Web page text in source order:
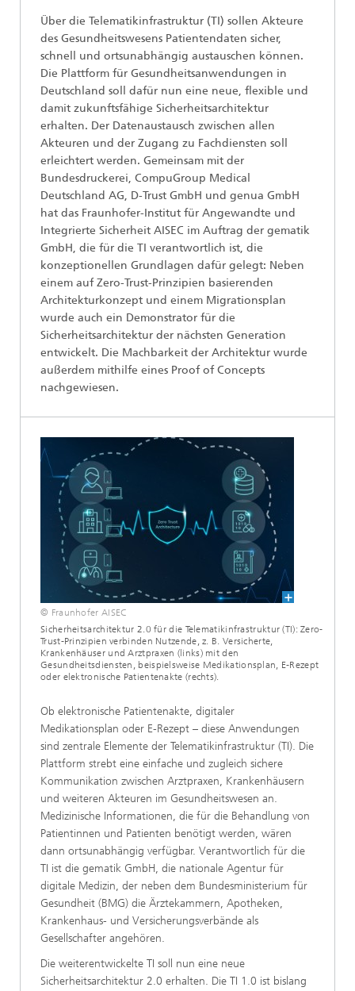
Über die Telematikinfrastruktur (TI) sollen Akteure
des Gesundheitswesens Patientendaten sicher,
schnell und ortsunabhängig austauschen können.
Die Plattform für Gesundheitsanwendungen in
Deutschland soll dafür nun eine neue, flexible und
damit zukunftsfähige Sicherheitsarchitektur
erhalten. Der Datenaustausch zwischen allen
Akteuren und der Zugang zu Fachdiensten soll
erleichtert werden. Gemeinsam mit der
Bundesdruckerei, CompuGroup Medical
Deutschland AG, D-Trust GmbH und genua GmbH
hat das Fraunhofer-Institut für Angewandte und
Integrierte Sicherheit AISEC im Auftrag der gematik
GmbH, die für die TI verantwortlich ist, die
konzeptionellen Grundlagen dafür gelegt: Neben
einem auf Zero-Trust-Prinzipien basierenden
Architekturkonzept und einem Migrationsplan
wurde auch ein Demonstrator für die
Sicherheitsarchitektur der nächsten Generation
entwickelt. Die Machbarkeit der Architektur wurde
außerdem mithilfe eines Proof of Concepts
nachgewiesen.
© Fraunhofer AISEC
Sicherheitsarchitektur 2.0 für die Telematikinfrastruktur (TI): Zero-
Trust-Prinzipien verbinden Nutzende, z. B. Versicherte,
Krankenhäuser und Arztpraxen (links) mit den
Gesundheitsdiensten, beispielsweise Medikationsplan, E-Rezept
oder elektronische Patientenakte (rechts).
Ob elektronische Patientenakte, digitaler
Medikationsplan oder E-Rezept – diese Anwendungen
sind zentrale Elemente der Telematikinfrastruktur (TI). Die
Plattform strebt eine einfache und zugleich sichere
Kommunikation zwischen Arztpraxen, Krankenhäusern
und weiteren Akteuren im Gesundheitswesen an.
Medizinische Informationen, die für die Behandlung von
Patientinnen und Patienten benötigt werden, wären
dann ortsunabhängig verfügbar. Verantwortlich für die
TI ist die gematik GmbH, die nationale Agentur für
digitale Medizin, der neben dem Bundesministerium für
Gesundheit (BMG) die Ärztekammern, Apotheken,
Krankenhaus- und Versicherungsverbände als
Gesellschafter angehören.
Die weiterentwickelte TI soll nun eine neue
Sicherheitsarchitektur 2.0 erhalten. Die TI 1.0 ist bislang